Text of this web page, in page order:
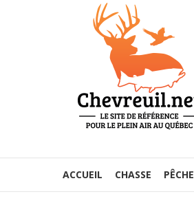
ACCUEIL CHASSE PÊCHE